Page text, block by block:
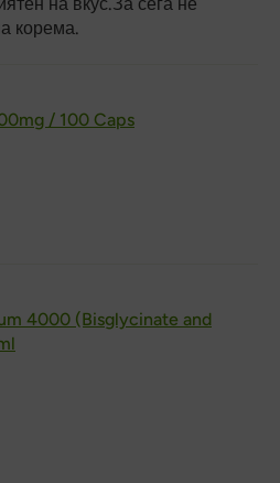
корема.
/ 100 Caps
4000 (Bisglycinate and